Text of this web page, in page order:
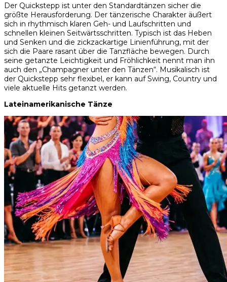
Der Quickstepp ist unter den Standardtänzen sicher die
größte Herausforderung. Der tänzerische Charakter äußert
sich in rhythmisch klaren Geh- und Laufschritten und
schnellen kleinen Seitwärtsschritten. Typisch ist das Heben
und Senken und die zickzackartige Linienführung, mit der
sich die Paare rasant über die Tanzfläche bewegen. Durch
seine getanzte Leichtigkeit und Fröhlichkeit nennt man ihn
auch den „Champagner unter den Tänzen“. Musikalisch ist
der Quickstepp sehr flexibel, er kann auf Swing, Country und
viele aktuelle Hits getanzt werden.
Lateinamerikanische Tänze